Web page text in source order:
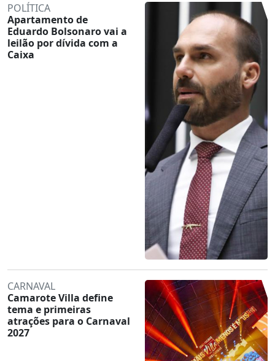
POLÍTICA
Apartamento de
Eduardo Bolsonaro vai a
leilão por dívida com a
Caixa
CARNAVAL
Camarote Villa define
tema e primeiras
atrações para o Carnaval
2027